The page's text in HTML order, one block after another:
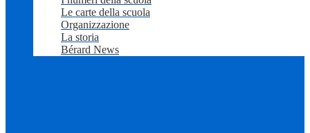
Le carte della scuola
Organizzazione
La storia
Bérard News